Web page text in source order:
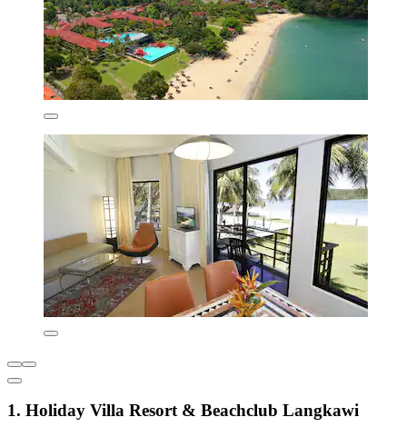
1. Holiday Villa Resort & Beachclub Langkawi